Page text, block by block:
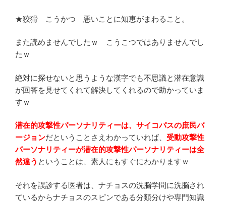
★狡猾 こうかつ 悪いことに知恵がまわること。
また読めませんでしたｗ こうこつではありませんでし
たｗ
絶対に探せないと思うような漢字でも不思議と潜在意識
が回答を見せてくれて解決してくれるので助かっていま
すｗ
潜在的攻撃性パーソナリティーは、サイコパスの庶民バ
ージョンだということさえわかっていれば、 受動攻撃性
パーソナリティーが潜在的攻撃性パーソナリティーは全
然違う ということは、素人にもすぐにわかりますｗ
それを誤診する医者は、ナチョスの洗脳学問に洗脳され
ているからナチョスのスピンである分類分けや専門知識